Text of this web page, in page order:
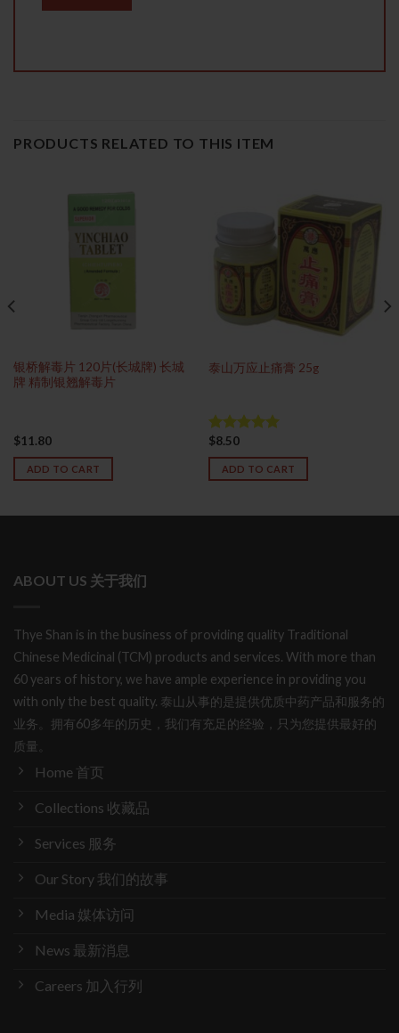
PRODUCTS RELATED TO THIS ITEM
银桥解毒片 120片(长城牌) 长城
牌 精制银翘解毒片
$11.80
ADD TO CART
泰山万应止痛膏 25g
Rated
out of 5
$8.50
ADD TO CART
ABOUT US 关于我们
Thye Shan is in the business of providing quality Traditional
Chinese Medicinal (TCM) products and services. With more than
60 years of history, we have ample experience in providing you
with only the best quality. 泰山从事的是提供优质中药产品和服务的
业务。拥有60多年的历史，我们有充足的经验，只为您提供最好的
质量。
Home 首页
Collections 收藏品
Services 服务
Our Story 我们的故事
Media 媒体访问
News 最新消息
Careers 加入行列